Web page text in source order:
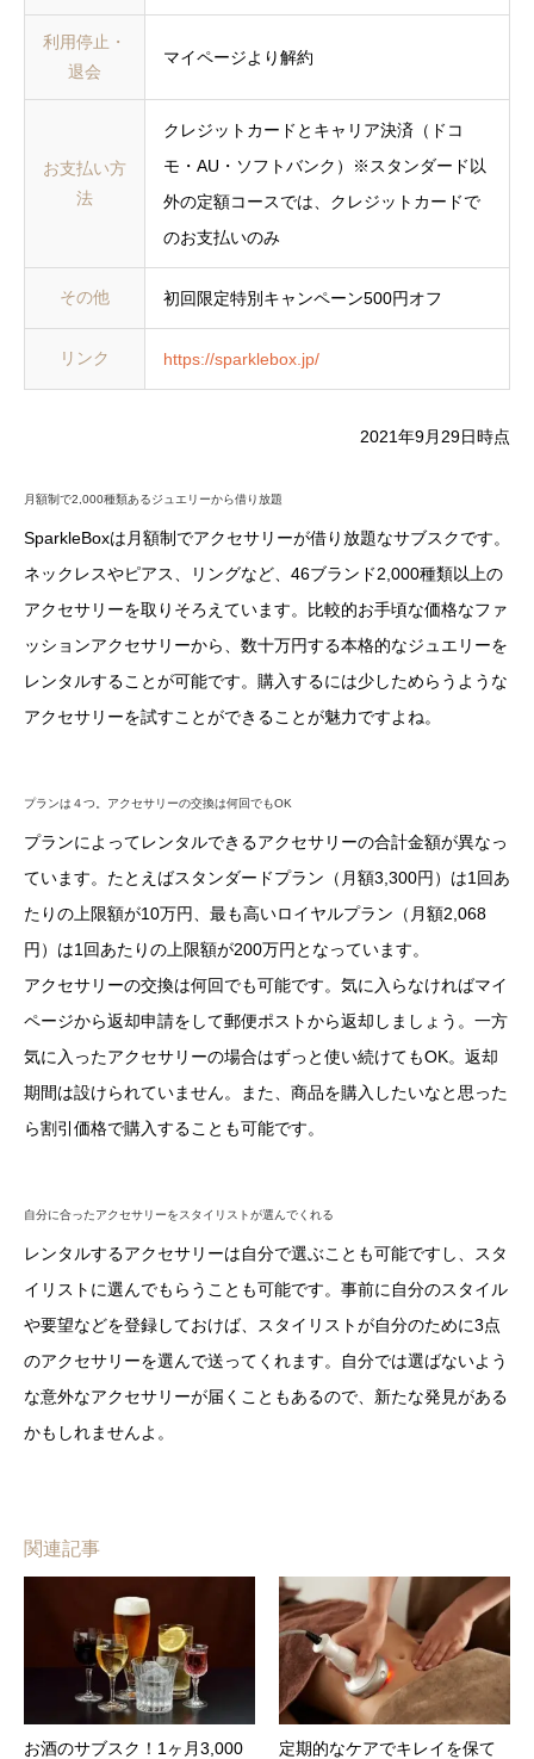
利用停止・
退会
マイページより解約
お支払い方
法
クレジットカードとキャリア決済（ドコ
モ・AU・ソフトバンク）※スタンダード以
外の定額コースでは、クレジットカードで
のお支払いのみ
その他 初回限定特別キャンペーン500円オフ
リンク https://sparklebox.jp/
2021年9月29日時点
月額制で2,000種類あるジュエリーから借り放題
SparkleBoxは月額制でアクセサリーが借り放題なサブスクです。
ネックレスやピアス、リングなど、46ブランド2,000種類以上の
アクセサリーを取りそろえています。比較的お手頃な価格なファ
ッションアクセサリーから、数十万円する本格的なジュエリーを
レンタルすることが可能です。購入するには少しためらうような
アクセサリーを試すことができることが魅力ですよね。
プランは４つ。アクセサリーの交換は何回でもOK
プランによってレンタルできるアクセサリーの合計金額が異なっ
ています。たとえばスタンダードプラン（月額3,300円）は1回あ
たりの上限額が10万円、最も高いロイヤルプラン（月額2,068
円）は1回あたりの上限額が200万円となっています。
アクセサリーの交換は何回でも可能です。気に入らなければマイ
ページから返却申請をして郵便ポストから返却しましょう。一方
気に入ったアクセサリーの場合はずっと使い続けてもOK。返却
期間は設けられていません。また、商品を購入したいなと思った
ら割引価格で購入することも可能です。
自分に合ったアクセサリーをスタイリストが選んでくれる
レンタルするアクセサリーは自分で選ぶことも可能ですし、スタ
イリストに選んでもらうことも可能です。事前に自分のスタイル
や要望などを登録しておけば、スタイリストが自分のために3点
のアクセサリーを選んで送ってくれます。自分では選ばないよう
な意外なアクセサリーが届くこともあるので、新たな発見がある
かもしれませんよ。
関連記事
お酒のサブスク！1ヶ月3,000 定期的なケアでキレイを保て